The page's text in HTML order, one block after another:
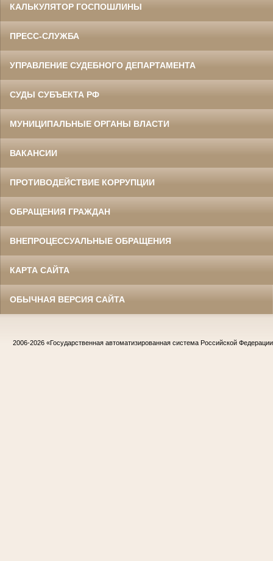
КАЛЬКУЛЯТОР ГОСПОШЛИНЫ
ПРЕСС-СЛУЖБА
УПРАВЛЕНИЕ СУДЕБНОГО ДЕПАРТАМЕНТА
СУДЫ СУБЪЕКТА РФ
МУНИЦИПАЛЬНЫЕ ОРГАНЫ ВЛАСТИ
ВАКАНСИИ
ПРОТИВОДЕЙСТВИЕ КОРРУПЦИИ
ОБРАЩЕНИЯ ГРАЖДАН
ВНЕПРОЦЕССУАЛЬНЫЕ ОБРАЩЕНИЯ
КАРТА САЙТА
ОБЫЧНАЯ ВЕРСИЯ САЙТА
2006-2026 «Государственная автоматизированная система Российской